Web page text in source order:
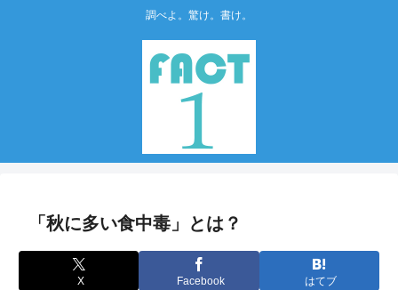
調べよ。驚け。書け。
「秋に多い食中毒」とは？
X Facebook はてブ